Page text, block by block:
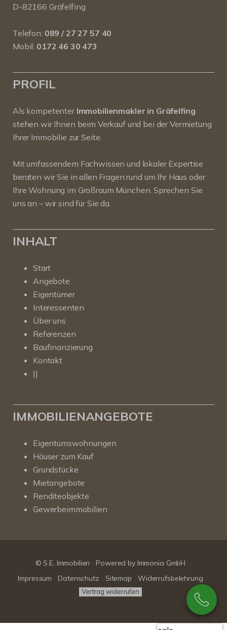
D-82166 Gräfelfing
Telefon: 089 / 27 27 57 40
Mobil: 0172 46 30 473
PROFIL
Als kompetenter Immobilienmakler in Gräfelfing
stehen wir Ihnen beim Verkauf und bei der Vermietung
Ihrer Immobilie zur Seite.
Mit umfassendem Fachwissen und lokaler Expertise
beraten wir Sie in allen Fragen rund um Ihr Haus oder
Ihre Wohnung im Großraum München. Sprechen Sie
uns an – wir sind für Sie da.
INHALT
Start
Angebote
Eigentümer
Interessenten
Über uns
Referenzen
Baufinanzierung
Kontakt
||
IMMOBILIENANGEBOTE
Eigentumswohnungen
Häuser zum Kauf
Grundstücke
Mietangebote
Renditeobjekte
Gewerbeimmobilien
© S.E. Immobilien Powered by Immonia GmbH
Impressum
Datenschutz Sitemap Widerrufsbelehrung
Vertrag widerrufen